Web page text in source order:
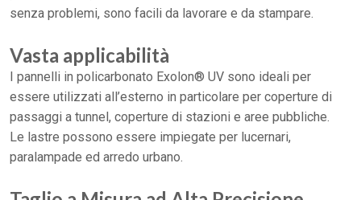
senza problemi, sono facili da lavorare e da stampare.
Vasta applicabilità
I pannelli in policarbonato Exolon® UV sono ideali per
essere utilizzati all’esterno in particolare per coperture di
passaggi a tunnel, coperture di stazioni e aree pubbliche.
Le lastre possono essere impiegate per lucernari,
paralampade ed arredo urbano.